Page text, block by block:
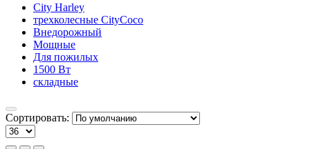
City Harley
трехколесные CityCoco
Внедорожный
Мощные
Для пожилых
1500 Вт
складные
Сортировать: